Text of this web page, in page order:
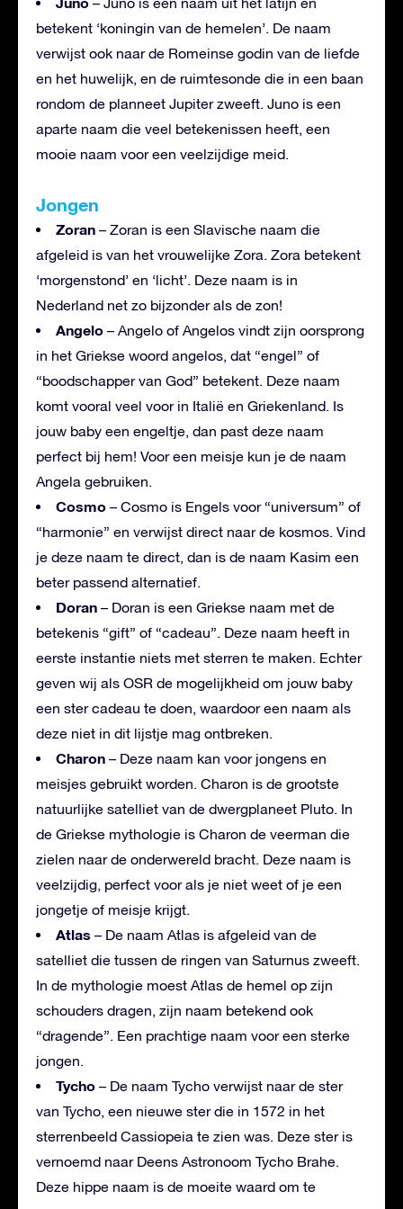
betekent ‘koningin van de hemelen’. De naam
verwijst ook naar de Romeinse godin van de liefde
en het huwelijk, en de ruimtesonde die in een baan
rondom de planneet Jupiter zweeft. Juno is een
aparte naam die veel betekenissen heeft, een
mooie naam voor een veelzijdige meid.
Jongen
Zoran – Zoran is een Slavische naam die
afgeleid is van het vrouwelijke Zora. Zora betekent
‘morgenstond’ en ‘licht’. Deze naam is in
Nederland net zo bijzonder als de zon!
Angelo – Angelo of Angelos vindt zijn oorsprong
in het Griekse woord angelos, dat “engel” of
“boodschapper van God” betekent. Deze naam
komt vooral veel voor in Italië en Griekenland. Is
jouw baby een engeltje, dan past deze naam
perfect bij hem! Voor een meisje kun je de naam
Angela gebruiken.
Cosmo – Cosmo is Engels voor “universum” of
“harmonie” en verwijst direct naar de kosmos. Vind
je deze naam te direct, dan is de naam Kasim een
beter passend alternatief.
Doran – Doran is een Griekse naam met de
betekenis “gift” of “cadeau”. Deze naam heeft in
eerste instantie niets met sterren te maken. Echter
geven wij als OSR de mogelijkheid om jouw baby
een ster cadeau te doen, waardoor een naam als
deze niet in dit lijstje mag ontbreken.
Charon – Deze naam kan voor jongens en
meisjes gebruikt worden. Charon is de grootste
natuurlijke satelliet van de dwergplaneet Pluto. In
de Griekse mythologie is Charon de veerman die
zielen naar de onderwereld bracht. Deze naam is
veelzijdig, perfect voor als je niet weet of je een
jongetje of meisje krijgt.
Atlas – De naam Atlas is afgeleid van de
satelliet die tussen de ringen van Saturnus zweeft.
In de mythologie moest Atlas de hemel op zijn
schouders dragen, zijn naam betekend ook
“dragende”. Een prachtige naam voor een sterke
jongen.
Tycho – De naam Tycho verwijst naar de ster
van Tycho, een nieuwe ster die in 1572 in het
sterrenbeeld Cassiopeia te zien was. Deze ster is
vernoemd naar Deens Astronoom Tycho Brahe.
Deze hippe naam is de moeite waard om te